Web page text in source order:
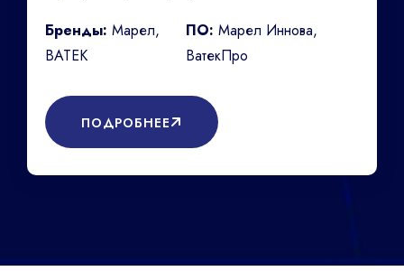
Бренды: Марел,
ВАТЕК
ПО: Марел Иннова,
ВатекПро
ПОДРОБНЕЕ